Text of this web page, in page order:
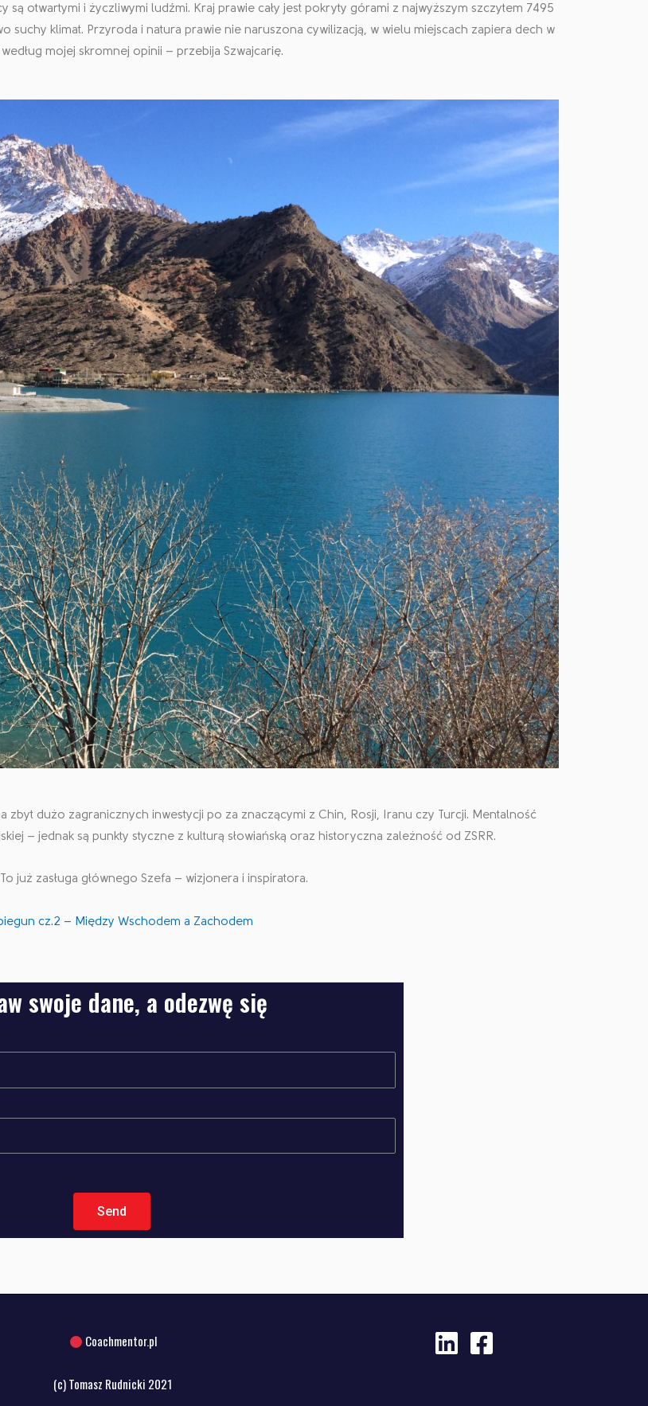
są otwartymi i życzliwymi ludźmi. Kraj prawie cały jest pokryty górami z najwyższym szczytem 7495
suchy klimat. Przyroda i natura prawie nie naruszona cywilizacją, w wielu miejscach zapiera dech w
mojej skromnej opinii – przebija Szwajcarię.
zbyt dużo zagranicznych inwestycji po za znaczącymi z Chin, Rosji, Iranu czy Turcji. Mentalność
– jednak są punkty styczne z kulturą słowiańską oraz historyczna zależność od ZSRR.
już zasługa głównego Szefa – wizjonera i inspiratora.
cz.2 – Między Wschodem a Zachodem
swoje dane, a odezwę się
Send
Coachmentor.pl
(c) Tomasz Rudnicki 2021